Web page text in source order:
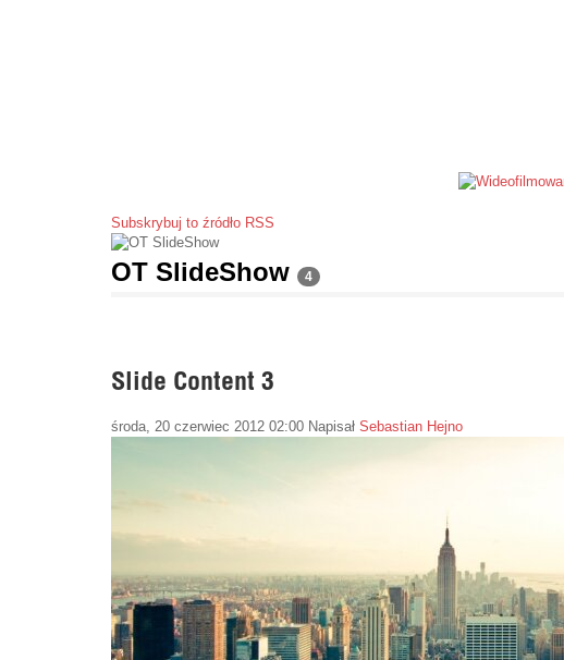
Subskrybuj to źródło RSS
OT SlideShow 4
Slide Content 3
środa, 20 czerwiec 2012 02:00 Napisał Sebastian Hejno